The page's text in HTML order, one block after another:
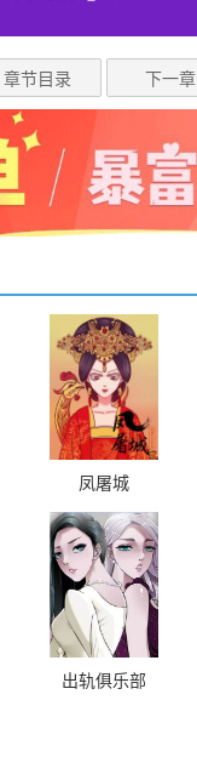
章节目录 下一章
凤屠城
出轨俱乐部